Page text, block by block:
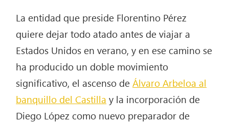
La entidad que preside Florentino Pérez
quiere dejar todo atado antes de viajar a
Estados Unidos en verano, y en ese camino se
ha producido un doble movimiento
significativo, el ascenso deÁlvaro Arbeloa al
banquillo del Castilla y la incorporación de
Diego López como nuevo preparador de